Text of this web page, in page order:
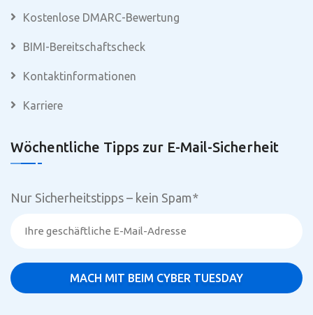
Kostenlose DMARC-Bewertung
BIMI-Bereitschaftscheck
Kontaktinformationen
Karriere
Wöchentliche Tipps zur E-Mail-Sicherheit
Nur Sicherheitstipps – kein Spam*